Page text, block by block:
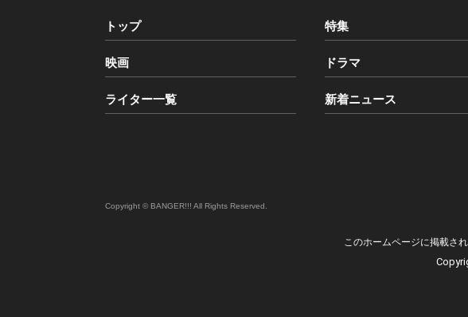
トップ 特集
映画 ドラマ
ライター一覧 新着ニュース
Copyright © BANGER!!! All Rights Reserved.
このホームページに掲載さ